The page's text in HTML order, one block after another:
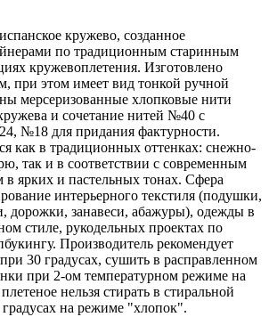
кружево, созданное
по традиционным старинным
кружевоплетения. Изготовлено
при этом имеет вид тонкой ручной
мерсеризованные хлопковые нити
и сочетание нитей №40 с
№18 для придания фактурности.
как в традиционных оттенках: снежно-
так и в соответствии с современным
ярких и пастельных тонах. Сфера
интерьерного текстиля (подушки,
дорожки, занавеси, абажуры), одежды в
стиле, рукодельных проектах по
Производитель рекомендует
30 градусах, сушить в расправленном
при 2-ом температурном режиме на
нельзя стирать в стиральной
на режиме "хлопок".